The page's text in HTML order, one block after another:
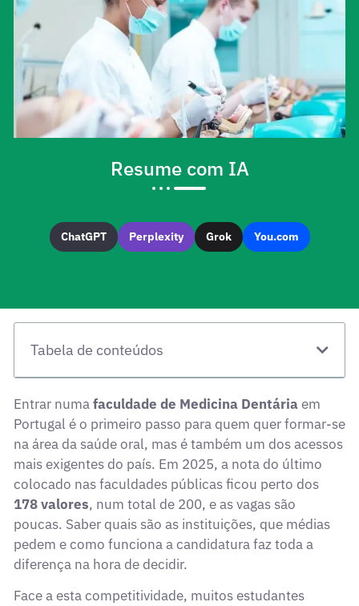
Resume com IA
ChatGPT Perplexity Grok You.com
Tabela de conteúdos
Entrar numafaculdade de Medicina Dentáriaem
Portugal é o primeiro passo para quem quer formar-se
na área da saúde oral, mas é também um dos acessos
mais exigentes do país. Em 2025, a nota do último
colocado nas faculdades públicas ficou perto dos
178 valores, num total de 200, e as vagas são
poucas. Saber quais são as instituições, que médias
pedem e como funciona a candidatura faz toda a
diferença na hora de decidir.
Face a esta competitividade, muitos estudantes